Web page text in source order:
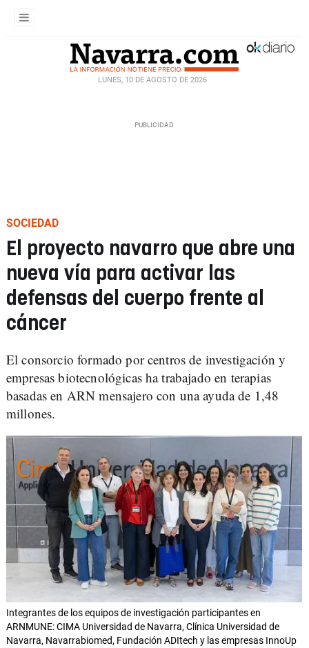
LUNES, 10 DE AGOSTO DE 2026
SOCIEDAD
El proyecto navarro que abre una
nueva vía para activar las
defensas del cuerpo frente al
cáncer
El consorcio formado por centros de investigación y
empresas biotecnológicas ha trabajado en terapias
basadas en ARN mensajero con una ayuda de 1,48
millones.
Integrantes de los equipos de investigación participantes en
ARNMUNE: CIMA Universidad de Navarra, Clínica Universidad de
Navarra, Navarrabiomed, Fundación ADItech y las empresas InnoUp